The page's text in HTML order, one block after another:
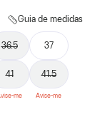
Guia de medidas
36.5 37
41 41.5